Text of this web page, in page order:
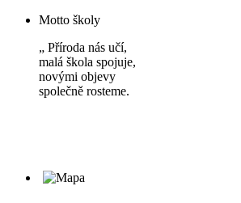
Motto školy
„ Příroda nás učí,
malá škola spojuje,
novými objevy
společně rosteme.